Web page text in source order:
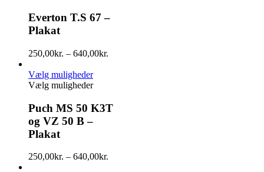
Everton T.S 67 –
Plakat
250,00kr. – 640,00kr.
Vælg muligheder
Vælg muligheder
Puch MS 50 K3T
og VZ 50 B –
Plakat
250,00kr. – 640,00kr.